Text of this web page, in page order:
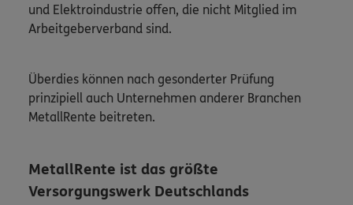
und Elektroindustrie oﬀen, die nicht Mitglied im
Arbeitgeberverband sind.
Überdies können nach gesonderter Prüfung
prinzipiell auch Unternehmen anderer Branchen
MetallRente beitreten.
MetallRente ist das größte
Versorgungswerk Deutschlands